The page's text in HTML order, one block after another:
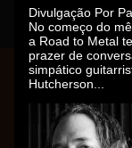
Divulgação Por
No começo do
a Road to Metal
prazer de
simpático
Hutcherson...